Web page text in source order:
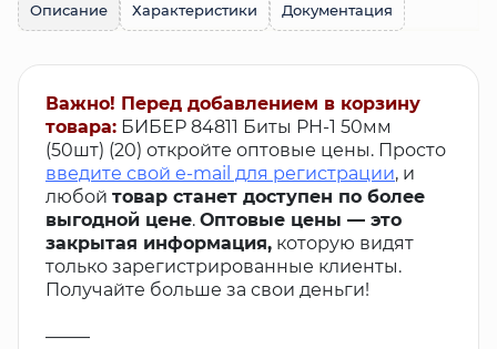
Описание Характеристики Документация
Важно! Перед добавлением в корзину
товара: БИБЕР 84811 Биты PH-1 50мм
(50шт) (20) откройте оптовые цены. Просто
введите свой e-mail для регистрации, и
любой товар станет доступен по более
выгодной цене. Оптовые цены — это
закрытая информация, которую видят
только зарегистрированные клиенты.
Получайте больше за свои деньги!